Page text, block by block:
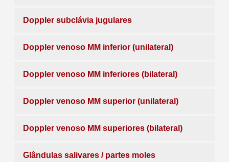
Doppler subclávia jugulares
Doppler venoso MM inferior (unilateral)
Doppler venoso MM inferiores (bilateral)
Doppler venoso MM superior (unilateral)
Doppler venoso MM superiores (bilateral)
Glândulas salivares / partes moles